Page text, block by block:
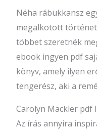
Néha rábukkansz
megalkotott
többet szeretnék
ebook ingyen pdf
könyv, amely ilyen
tengerész, aki a
Carolyn Mackler pdf
Az írás annyira